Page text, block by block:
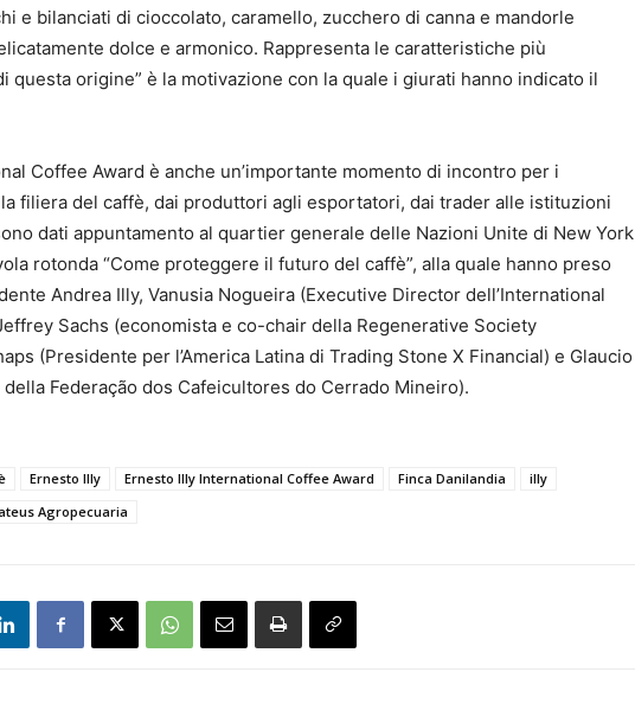
e bilanciati di cioccolato, caramello, zucchero di canna e mandorle
dolce e armonico. Rappresenta le caratteristiche più
questa origine” è la motivazione con la quale i giurati hanno indicato il
Coffee Award è anche un’importante momento di incontro per i
filiera del caffè, dai produttori agli esportatori, dai trader alle istituzioni
dati appuntamento al quartier generale delle Nazioni Unite di New York
rotonda “Come proteggere il futuro del caffè”, alla quale hanno preso
Andrea Illy, Vanusia Nogueira (Executive Director dell’International
Sachs (economista e co-chair della Regenerative Society
(Presidente per l’America Latina di Trading Stone X Financial) e Glaucio
Federação dos Cafeicultores do Cerrado Mineiro).
Ernesto Illy Ernesto Illy International Coffee Award Finca Danilandia
illy
Agropecuaria